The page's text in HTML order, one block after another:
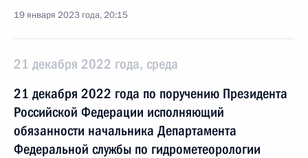
19 января 2023 года, 20:15
21 декабря 2022 года, среда
21 декабря 2022 года по поручению Президента
Российской Федерации исполняющий
обязанности начальника Департамента
Федеральной службы по гидрометеорологии